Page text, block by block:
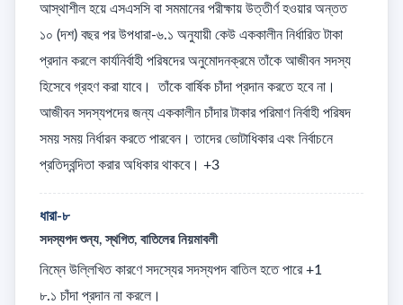
আস্থাশীল হয়ে এসএসসি বা সমমানের পরীক্ষায় উত্তীর্ণ হওয়ার অন্তত
১০ (দশ) বছর পর উপধারা-৬.১ অনুযায়ী কেউ এককালীন নির্ধারিত টাকা
প্রদান করলে কার্যনির্বাহী পরিষদের অনুমোদনক্রমে তাঁকে আজীবন সদস্য
হিসেবে গ্রহণ করা যাবে।  তাঁকে বার্ষিক চাঁদা প্রদান করতে হবে না।
আজীবন সদস্যপদের জন্য এককালীন চাঁদার টাকার পরিমাণ নির্বাহী পরিষদ
সময় সময় নির্ধারন করতে পারবেন। তাদের ভোটাধিকার এবং নির্বাচনে
প্রতিদ্বন্দিতা করার অধিকার থাকবে। +3
ধারা-৮
সদস্যপদ শুন্য, স্থগিত, বাতিলের নিয়মাবলী
নিম্নে উল্লিখিত কারণে সদস্যের সদস্যপদ বাতিল হতে পারে +1
৮.১ চাঁদা প্রদান না করলে।